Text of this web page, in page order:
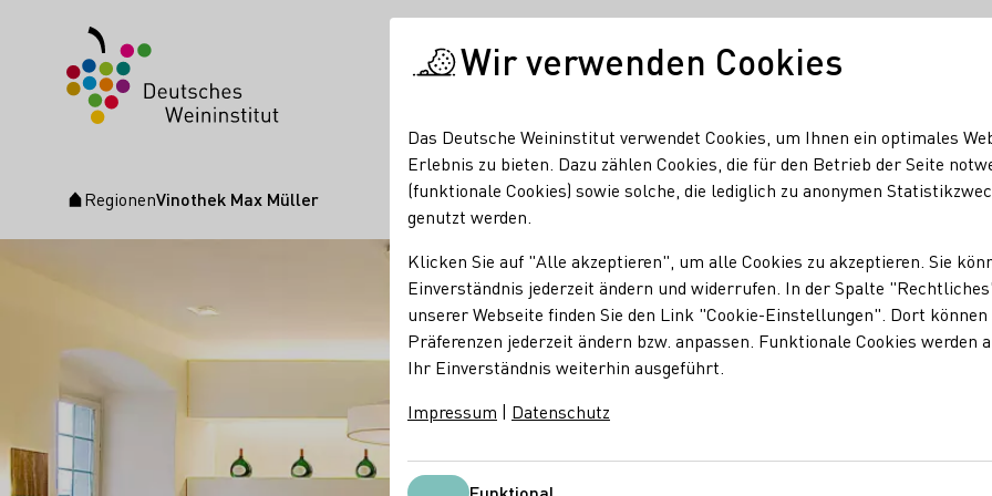
Startseite
RegionenVinothek Max Müller
Wir verwenden Cookies
Das Deutsche Weininstitut verwendet Cookies, um Ihnen ein optimales
Erlebnis zu bieten. Dazu zählen Cookies, die für den Betrieb der Seite
(funktionale Cookies) sowie solche, die lediglich zu anonymen
genutzt werden.
Klicken Sie auf "Alle akzeptieren", um alle Cookies zu akzeptieren. Sie
Einverständnis jederzeit ändern und widerrufen. In der Spalte
unserer Webseite finden Sie den Link "Cookie-Einstellungen". Dort können
Präferenzen jederzeit ändern bzw. anpassen. Funktionale Cookies werden
Ihr Einverständnis weiterhin ausgeführt.
Impressum | Datenschutz